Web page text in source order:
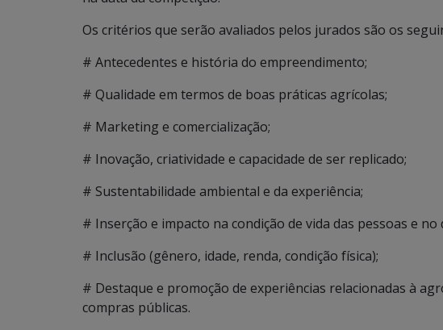
Os critérios que serão avaliados pelos jurados são os
# Antecedentes e história do empreendimento;
# Qualidade em termos de boas práticas agrícolas;
# Marketing e comercialização;
# Inovação, criatividade e capacidade de ser replicado;
# Sustentabilidade ambiental e da experiência;
# Inserção e impacto na condição de vida das pessoas e
# Inclusão (gênero, idade, renda, condição física);
# Destaque e promoção de experiências relacionadas à
compras públicas.